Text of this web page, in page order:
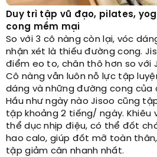
Duy trì tập vũ đạo, pilates,
cong mềm mại
So với 3 cô nàng còn lại, vóc
nhận xét là thiếu đường cong.
điểm eo to, chân thô hơn so với
Cô nàng vẫn luôn nỗ lực tập
dáng và những đường cong của
Hầu như ngày nào Jisoo cũng
tập khoảng 2 tiếng/ ngày. Khiêu
thể dục nhịp điệu, có thể đốt
hao calo, giúp đốt mỡ toàn
tập giảm cân nhanh nhất.